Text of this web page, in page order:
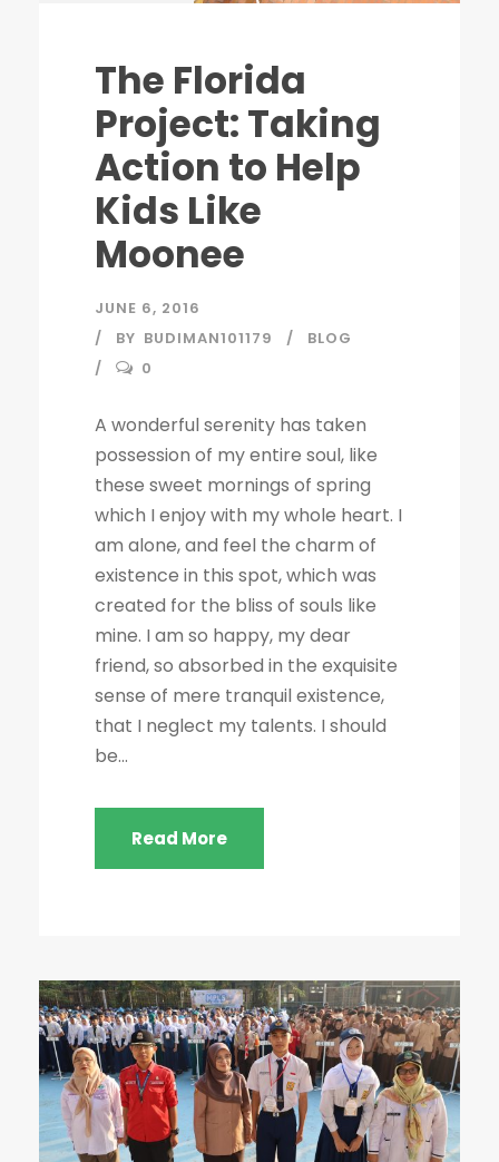
The Florida
Project: Taking
Action to Help
Kids Like
Moonee
JUNE 6, 2016
BY BUDIMAN101179
BLOG
0
A wonderful serenity has taken
possession of my entire soul, like
these sweet mornings of spring
which I enjoy with my whole heart. I
am alone, and feel the charm of
existence in this spot, which was
created for the bliss of souls like
mine. I am so happy, my dear
friend, so absorbed in the exquisite
sense of mere tranquil existence,
that I neglect my talents. I should
be...
Read More